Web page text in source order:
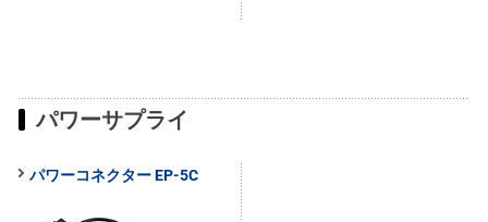
パワーサプライ
パワーコネクター EP-5C